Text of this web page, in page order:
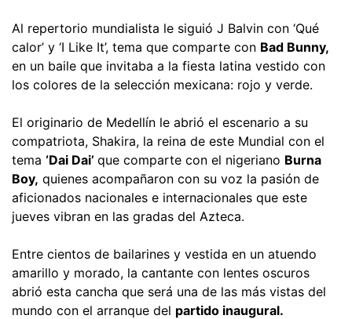
Al repertorio mundialista le siguió J Balvin con ‘Qué
calor’ y ‘I Like It’, tema que comparte con Bad Bunny,
en un baile que invitaba a la fiesta latina vestido con
los colores de la selección mexicana: rojo y verde.
El originario de Medellín le abrió el escenario a su
compatriota, Shakira, la reina de este Mundial con el
tema ‘Dai Dai’ que comparte con el nigeriano Burna
Boy, quienes acompañaron con su voz la pasión de
aficionados nacionales e internacionales que este
jueves vibran en las gradas del Azteca.
Entre cientos de bailarines y vestida en un atuendo
amarillo y morado, la cantante con lentes oscuros
abrió esta cancha que será una de las más vistas del
mundo con el arranque del partido inaugural.